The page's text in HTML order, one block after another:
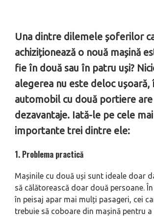
Una dintre dilemele șoferilor
achiziționează o nouă mașină
fie în două sau în patru uși?
alegerea nu este deloc ușoară,
automobil cu două portiere are
dezavantaje. Iată-le pe cele mai
importante trei dintre ele:
1. Problema practică
Mașinile cu două uși sunt ideale doar
să călătorească doar două persoane.
în peisaj apar mai mulți pasageri, cei
trebuie să coboare din mașină pentru